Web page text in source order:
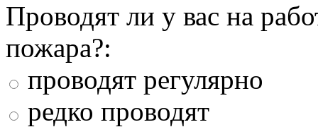
Проводят ли у вас на
пожара?:
проводят регулярно
редко проводят